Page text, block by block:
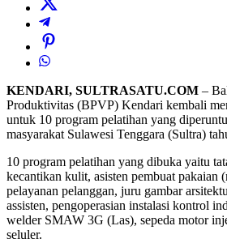
KENDARI, SULTRASATU.COM –
Produktivitas (BPVP) Kendari kembali
untuk 10 program pelatihan yang
masyarakat Sulawesi Tenggara (Sultra)
10 program pelatihan yang dibuka yaitu
kecantikan kulit, asisten pembuat pakaian
pelayanan pelanggan, juru gambar
assisten, pengoperasian instalasi kontrol
welder SMAW 3G (Las), sepeda motor
seluler.